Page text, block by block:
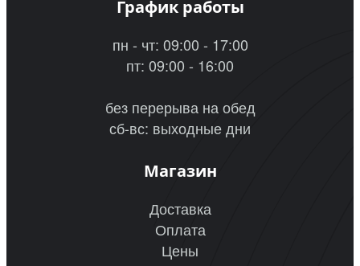
График работы
пн - чт: 09:00 - 17:00
пт: 09:00 - 16:00
без перерыва на обед
сб-вс: выходные дни
Магазин
Доставка
Оплата
Цены